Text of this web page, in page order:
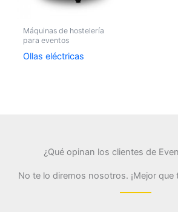
Máquinas de hostelería
para eventos
Ollas eléctricas
¿Qué opinan los clientes de
No te lo diremos nosotros. ¡Mejor que